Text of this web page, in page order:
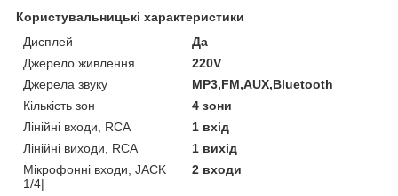
Користувальницькі характеристики
Дисплей
Да
Джерело живлення
220V
Джерела звуку
MP3,FM,AUX,Bluetooth
Кількість зон
4 зони
Лінійні входи, RCA
1 вхід
Лінійні виходи, RCA
1 вихід
Мікрофонні входи, JACK
1/4|
2 входи